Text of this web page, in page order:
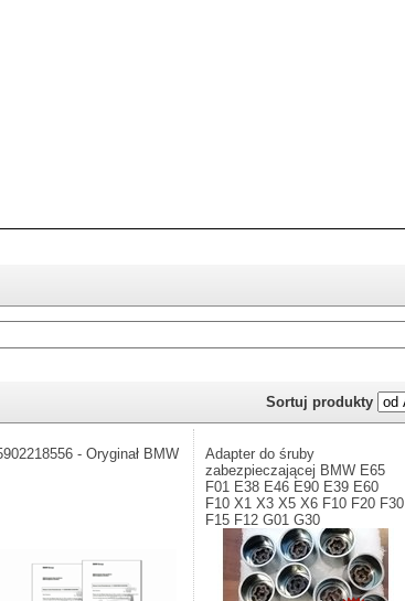
Sortuj produkty
- Oryginał BMW
Adapter do śruby
zabezpieczającej BMW E65
F01 E38 E46 E90 E39 E60
F10 X1 X3 X5 X6 F10 F20 F30
F15 F12 G01 G30